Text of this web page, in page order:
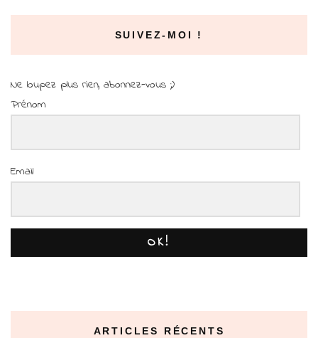
SUIVEZ-MOI !
Ne loupez plus rien, abonnez-vous ;)
Prénom
Email
OK!
ARTICLES RÉCENTS